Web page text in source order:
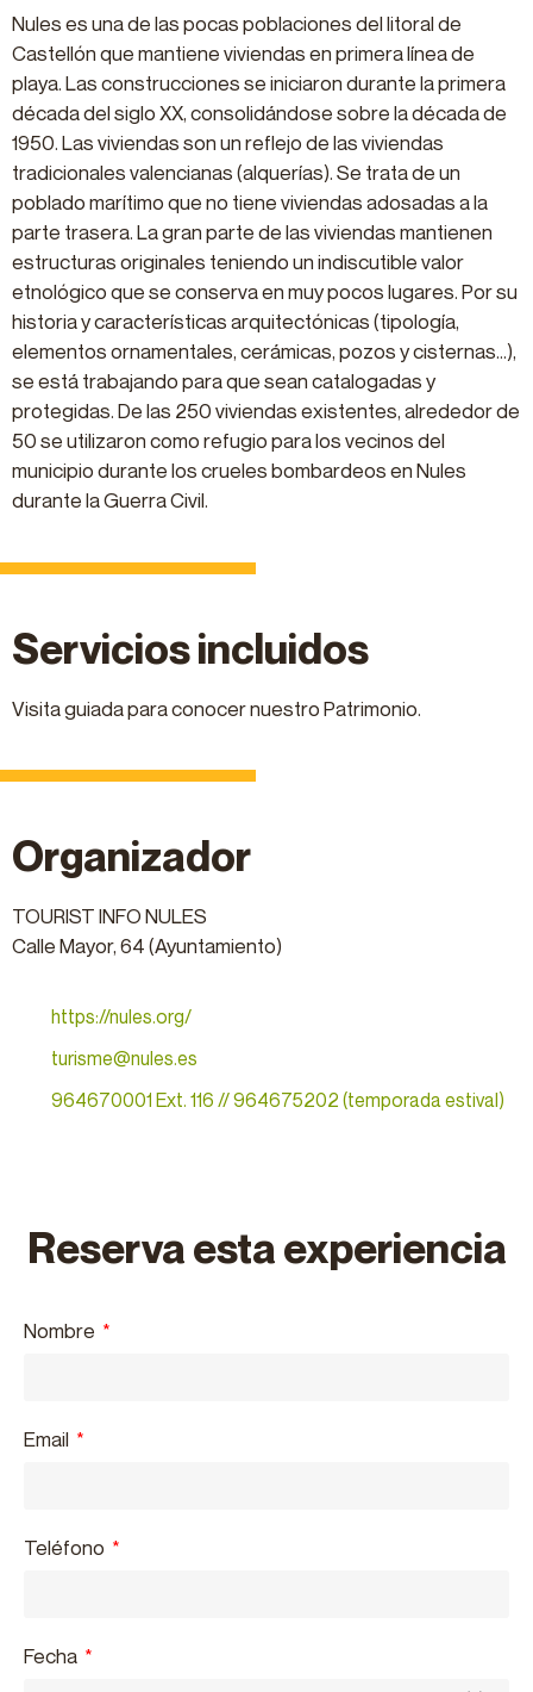
Nules es una de las pocas poblaciones del litoral de
Castellón que mantiene viviendas en primera línea de
playa. Las construcciones se iniciaron durante la primera
década del siglo XX, consolidándose sobre la década de
1950. Las viviendas son un reflejo de las viviendas
tradicionales valencianas (alquerías). Se trata de un
poblado marítimo que no tiene viviendas adosadas a la
parte trasera. La gran parte de las viviendas mantienen
estructuras originales teniendo un indiscutible valor
etnológico que se conserva en muy pocos lugares. Por su
historia y características arquitectónicas (tipología,
elementos ornamentales, cerámicas, pozos y cisternas…),
se está trabajando para que sean catalogadas y
protegidas. De las 250 viviendas existentes, alrededor de
50 se utilizaron como refugio para los vecinos del
municipio durante los crueles bombardeos en Nules
durante la Guerra Civil.
Servicios incluidos
Visita guiada para conocer nuestro Patrimonio.
Organizador
TOURIST INFO NULES
Calle Mayor, 64 (Ayuntamiento)
https://nules.org/
turisme@nules.es
964670001 Ext. 116 // 964675202 (temporada estival)
Reserva esta experiencia
Nombre
Email
Teléfono
Fecha